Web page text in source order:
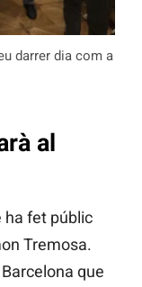
darrer dia com a
al
ha fet públic
Tremosa.
que